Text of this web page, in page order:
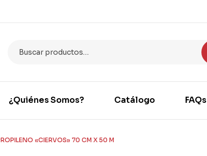
¿Quiénes Somos? Catálogo FAQs
«CIERVOS» 70 CM X 50 M